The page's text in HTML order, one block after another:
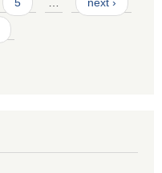
5 … next ›